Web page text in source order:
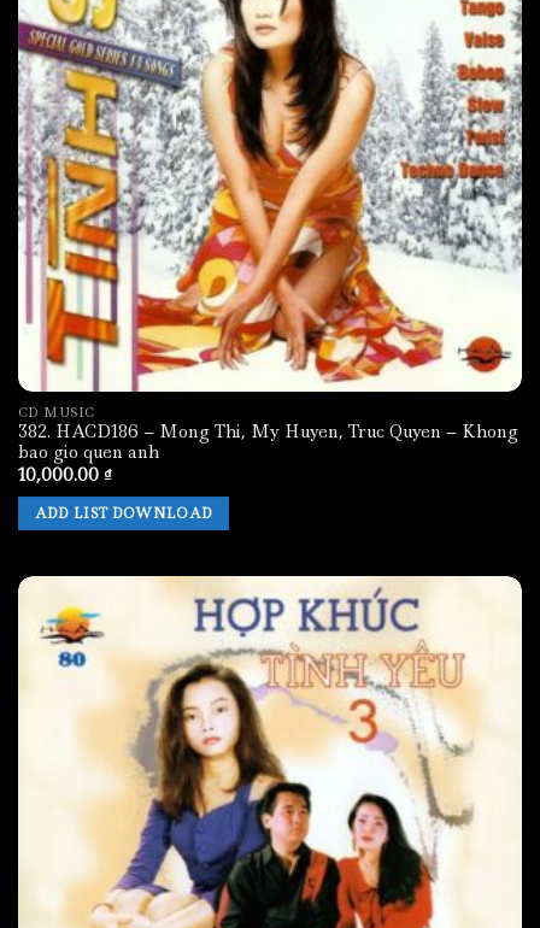
CD MUSIC
382. HACD186 – Mong Thi, My Huyen, Truc Quyen – Khong
bao gio quen anh
10,000.00 ₫
ADD LIST DOWNLOAD